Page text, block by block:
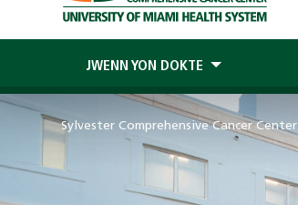
JWENN YON DOKTE
Sylvester Comprehensive Cancer Center